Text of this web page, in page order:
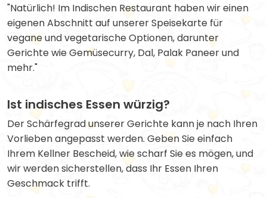
"Natürlich! Im Indischen Restaurant haben wir einen
eigenen Abschnitt auf unserer Speisekarte für
vegane und vegetarische Optionen, darunter
Gerichte wie Gemüsecurry, Dal, Palak Paneer und
mehr."
Ist indisches Essen würzig?
Der Schärfegrad unserer Gerichte kann je nach Ihren
Vorlieben angepasst werden. Geben Sie einfach
Ihrem Kellner Bescheid, wie scharf Sie es mögen, und
wir werden sicherstellen, dass Ihr Essen Ihren
Geschmack trifft.